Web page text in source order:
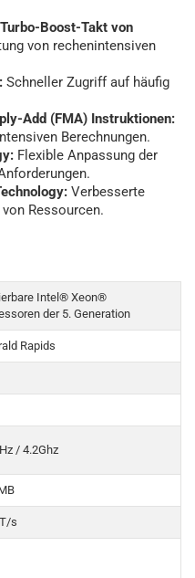
Boost-Takt von
von rechenintensiven
Schneller Zugriff auf häufig
Add (FMA) Instruktionen:
Berechnungen.
Flexible Anpassung der
Verbesserte
Ressourcen.
Intel® Xeon®
der 5. Generation
Rapids
/ 4.2Ghz
s